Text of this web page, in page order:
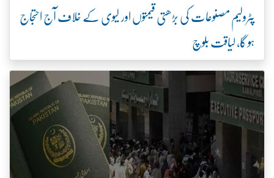
پٹرولیم مصنوعات کی بڑھتی قیمتوں اور لیوی کے خلاف آج احتجاج
ہو گا، لیاقت بلوچ